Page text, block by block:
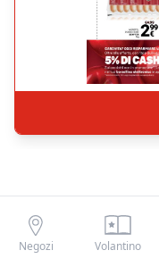
Negozi Volantino